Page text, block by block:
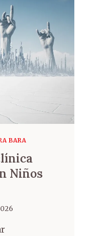
BARA
Niños